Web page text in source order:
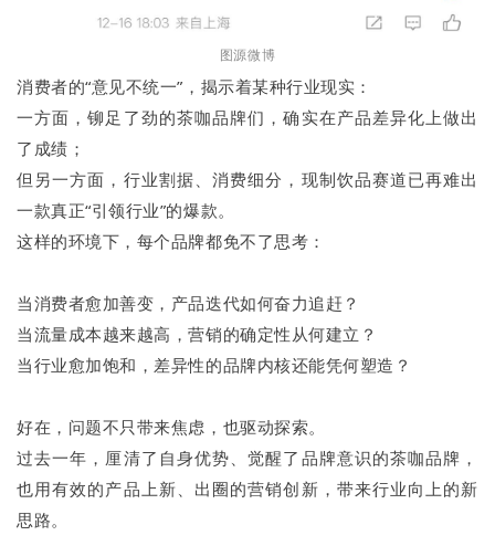
图源微博
消费者的“意见不统一”，揭示着某种行业现实：
一方面，铆足了劲的茶咖品牌们，确实在产品差异化上做出
了成绩；
但另一方面，行业割据、消费细分，现制饮品赛道已再难出
一款真正“引领行业”的爆款。
这样的环境下，每个品牌都免不了思考：
当消费者愈加善变，产品迭代如何奋力追赶？
当流量成本越来越高，营销的确定性从何建立？
当行业愈加饱和，差异性的品牌内核还能凭何塑造？
好在，问题不只带来焦虑，也驱动探索。
过去一年，厘清了自身优势、觉醒了品牌意识的茶咖品牌，
也用有效的产品上新、出圈的营销创新，带来行业向上的新
思路。